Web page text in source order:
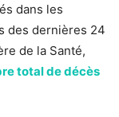
dans les
des dernières 24
de la Santé,
total de décès